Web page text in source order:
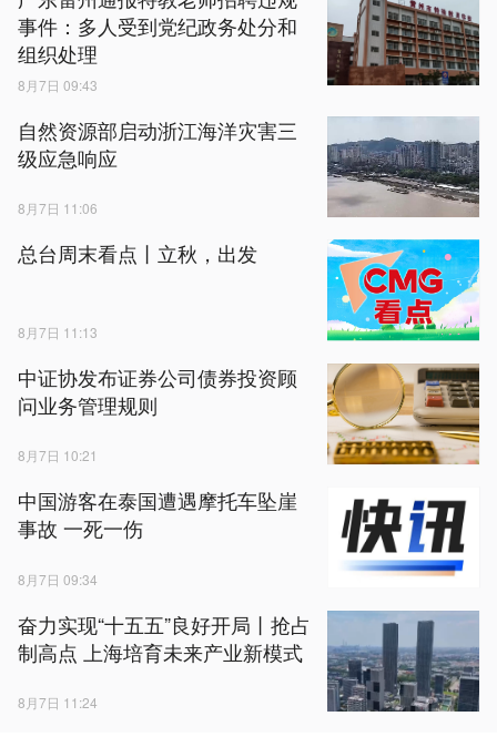
事件：多人受到党纪政务处分和
组织处理
8月7日 09:43
自然资源部启动浙江海洋灾害三
级应急响应
8月7日 11:06
总台周末看点丨立秋，出发
8月7日 11:13
中证协发布证券公司债券投资顾
问业务管理规则
8月7日 10:21
中国游客在泰国遭遇摩托车坠崖
事故 一死一伤
8月7日 09:34
奋力实现“十五五”良好开局丨抢占
制高点 上海培育未来产业新模式
8月7日 11:24